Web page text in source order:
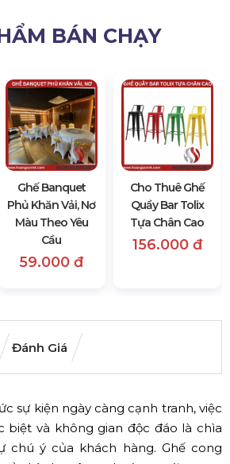
BÁN CHẠY
Ghế Banquet
Phủ Khăn Vải, Nơ
Màu Theo Yêu
Cầu
59.000 đ
Cho Thuê Ghế
Quầy Bar Tolix
Tựa Chân Cao
156.000 đ
Đánh Giá
sự kiện ngày càng cạnh tranh, việc
biệt và không gian độc đáo là chìa
chú ý của khách hàng. Ghế cong